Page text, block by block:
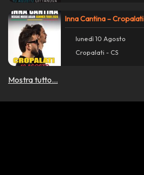
Inna Cantina – Cropalati
lunedì 10 Agosto
Cropalati - CS
Mostra tutto...